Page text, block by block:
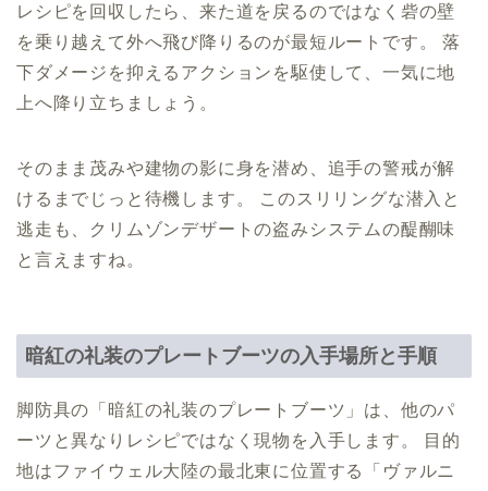
レシピを回収したら、来た道を戻るのではなく砦の壁
を乗り越えて外へ飛び降りるのが最短ルートです。 落
下ダメージを抑えるアクションを駆使して、一気に地
上へ降り立ちましょう。
そのまま茂みや建物の影に身を潜め、追手の警戒が解
けるまでじっと待機します。 このスリリングな潜入と
逃走も、クリムゾンデザートの盗みシステムの醍醐味
と言えますね。
暗紅の礼装のプレートブーツの入手場所と手順
脚防具の「暗紅の礼装のプレートブーツ」は、他のパ
ーツと異なりレシピではなく現物を入手します。 目的
地はファイウェル大陸の最北東に位置する「ヴァルニ